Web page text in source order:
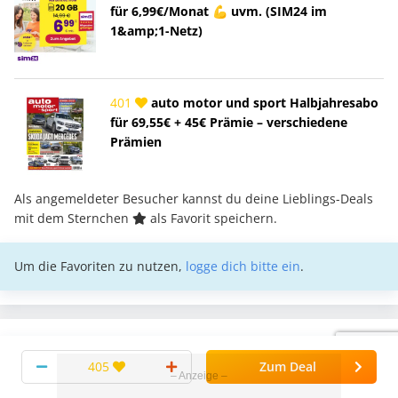
für 6,99€/Monat 💪 uvm. (SIM24 im
1&amp;1-Netz)
401
auto motor und sport Halbjahresabo
für 69,55€ + 45€ Prämie – verschiedene
Prämien
Als angemeldeter Besucher kannst du deine Lieblings-Deals
mit dem Sternchen
als Favorit speichern.
Um die Favoriten zu nutzen, logge dich bitte ein.
405 Zum Deal